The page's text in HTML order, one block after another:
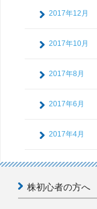
2017年12月
2017年10月
2017年8月
2017年6月
2017年4月
株初心者の方へ